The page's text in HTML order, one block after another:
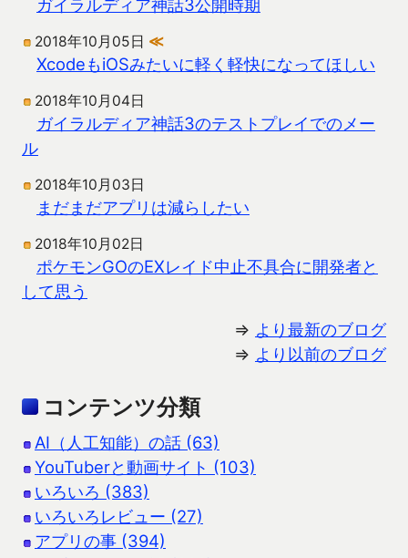
ガイラルディア神話3公開時期
2018年10月05日 ≪
XcodeもiOSみたいに軽く軽快になってほしい
2018年10月04日
ガイラルディア神話3のテストプレイでのメー
ル
2018年10月03日
まだまだアプリは減らしたい
2018年10月02日
ポケモンGOのEXレイド中止不具合に開発者と
して思う
⇒ より最新のブログ
⇒ より以前のブログ
コンテンツ分類
AI（人工知能）の話 (63)
YouTuberと動画サイト (103)
いろいろ (383)
いろいろレビュー (27)
アプリの事 (394)